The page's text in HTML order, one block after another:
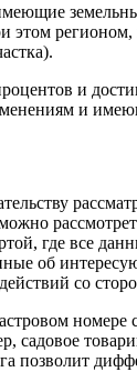
и
и
где все
об
со
позволит